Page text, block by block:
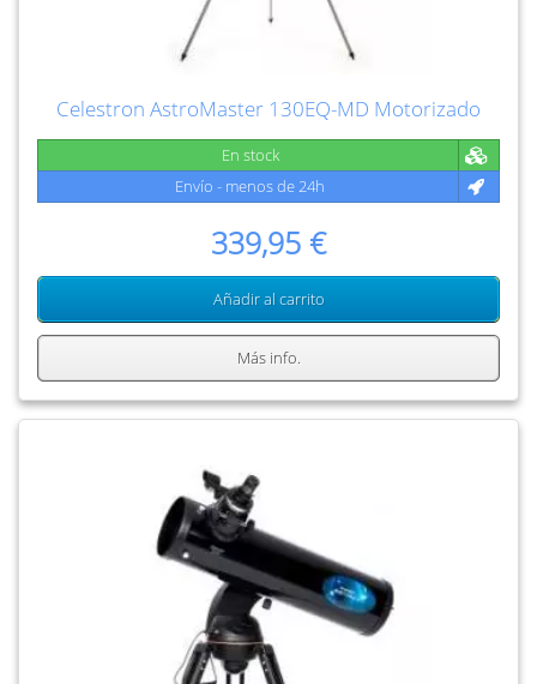
Celestron AstroMaster 130EQ-MD Motorizado
En stock
Envío - menos de 24h
339,95 €
Añadir al carrito
Más info.